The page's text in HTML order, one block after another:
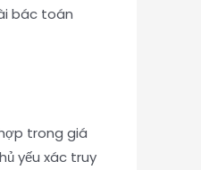
bác toán
trong giá
yếu xác truy